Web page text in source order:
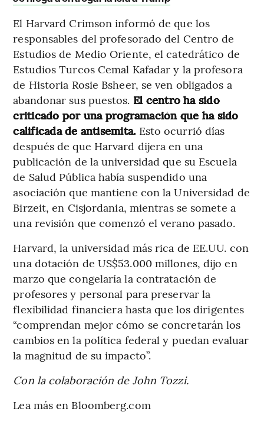
El Harvard Crimson informó de que los
responsables del profesorado del Centro de
Estudios de Medio Oriente, el catedrático de
Estudios Turcos Cemal Kafadar y la profesora
de Historia Rosie Bsheer, se ven obligados a
abandonar sus puestos. El centro ha sido
criticado por una programación que ha sido
calificada de antisemita. Esto ocurrió días
después de que Harvard dijera en una
publicación de la universidad que su Escuela
de Salud Pública había suspendido una
asociación que mantiene con la Universidad de
Birzeit, en Cisjordania, mientras se somete a
una revisión que comenzó el verano pasado.
Harvard, la universidad más rica de EE.UU. con
una dotación de US$53.000 millones, dijo en
marzo que congelaría la contratación de
profesores y personal para preservar la
flexibilidad financiera hasta que los dirigentes
“comprendan mejor cómo se concretarán los
cambios en la política federal y puedan evaluar
la magnitud de su impacto”.
Con la colaboración de John Tozzi.
Lea más en Bloomberg.com